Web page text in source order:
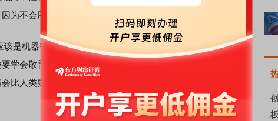
为不会用智能技术的企业，将全部进入失败领域。
是机器智能。蒸汽机释放了人的双脚，但不是模仿人类的双
学会敬畏机器的智能，因为机器拥有独特的思考和逻辑。人
比人类更聪明。”马云表示，机器有智能，动物有本能，人类